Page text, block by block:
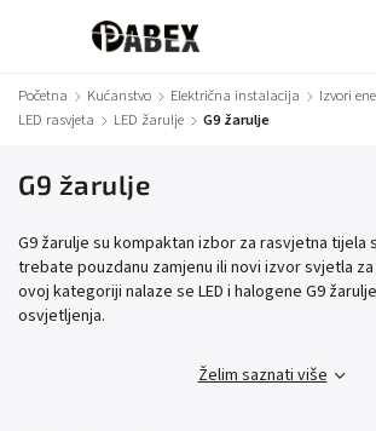
Početna / Kućanstvo / Električna instalacija / Izvori
LED rasvjeta / LED žarulje / G9 žarulje
G9 žarulje
G9 žarulje su kompaktan izbor za rasvjetna tijela
trebate pouzdanu zamjenu ili novi izvor svjetla
ovoj kategoriji nalaze se LED i halogene G9
osvjetljenja.
Želim saznati više